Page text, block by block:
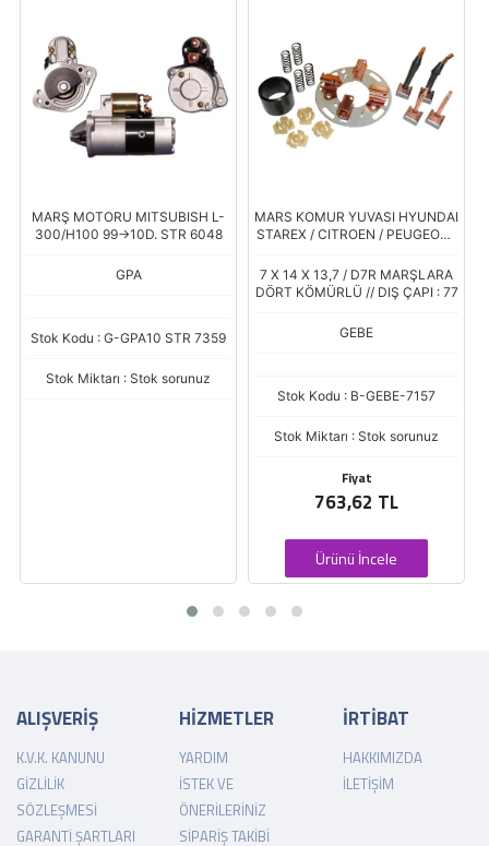
MARŞ MOTORU MITSUBISH L-
300/H100 99->10D. STR 6048
GPA
Stok Kodu : G-GPA10 STR 7359
Stok Miktarı : Stok sorunuz
MARS KOMUR YUVASI HYUNDAI
STAREX / CITROEN / PEUGEOT /
(1754)
7 X 14 X 13,7 / D7R MARŞLARA
DÖRT KÖMÜRLÜ // DIŞ ÇAPI : 77
GEBE
Stok Kodu : B-GEBE-7157
Stok Miktarı : Stok sorunuz
Fiyat
763,62 TL
Ürünü İncele
ALIŞVERİŞ
K.V.K. KANUNU
GIZLILIK
SÖZLEŞMESI
GARANTI ŞARTLARI
HİZMETLER
YARDIM
İSTEK VE
ÖNERILERINIZ
SIPARIŞ TAKIBI
İRTİBAT
HAKKIMIZDA
İLETIŞIM